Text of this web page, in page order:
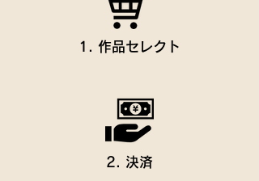
1. 作品セレクト
2. 決済